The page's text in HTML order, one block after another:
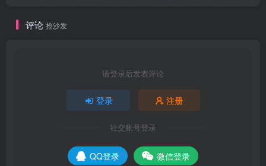
评论 抢沙发
请登录后发表评论
登录 注册
社交账号登录
QQ登录 微信登录